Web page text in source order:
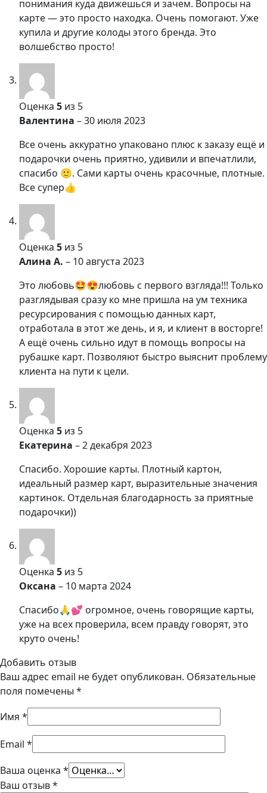
понимания куда движешься и зачем. Вопросы на
карте — это просто находка. Очень помогают. Уже
купила и другие колоды этого бренда. Это
волшебство просто!
Оценка 5 из 5
Валентина –30 июля 2023
Все очень аккуратно упаковано плюс к заказу ещё и
подарочки очень приятно, удивили и впечатлили,
спасибо 🙂. Сами карты очень красочные, плотные.
Все супер👍
Оценка 5 из 5
Алина А. – 10 августа 2023
Это любовь🤩😍любовь с первого взгляда!!! Только
разглядывая сразу ко мне пришла на ум техника
ресурсирования с помощью данных карт,
отработала в этот же день, и я, и клиент в восторге!
А ещё очень сильно идут в помощь вопросы на
рубашке карт. Позволяют быстро выяснит проблему
клиента на пути к цели.
Оценка 5 из 5
Екатерина –2 декабря 2023
Спасибо. Хорошие карты. Плотный картон,
идеальный размер карт, выразительные значения
картинок. Отдельная благодарность за приятные
подарочки))
Оценка 5 из 5
Оксана – 10 марта 2024
Спасибо🙏💕 огромное, очень говорящие карты,
уже на всех проверила, всeм правду говорят, это
круто очень!
Добавить отзыв
Ваш адрес email не будет опубликован. Обязательные
поля помечены *
Имя *
Email *
Ваша оценка *
Ваш отзыв*